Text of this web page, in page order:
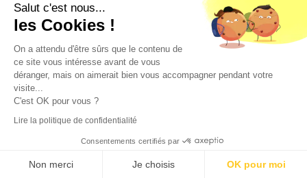
Thomas Sonnefrand
Réalisateur
Noah Aubert
Réalisateur
Photographe
Fabrice Dal Mas
Scénariste
Camille Letailleur
Tous nos partenaires
Mur des contributeurs
© LabFilms |
Salut c'est nous...
les Cookies !
On a attendu d'être sûrs que le contenu de
ce site vous intéresse avant de vous
déranger, mais on aimerait bien vous accompagner pendant votre
visite...
C'est OK pour vous ?
Lire la politique de confidentialité
Consentements certifiés par
Non merci Je choisis OK pour moi